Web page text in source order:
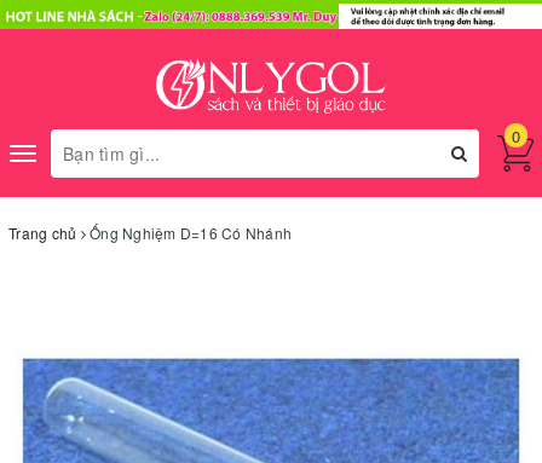
Toggle
navigation
0
Trang chủ Ống Nghiệm D=16 Có Nhánh